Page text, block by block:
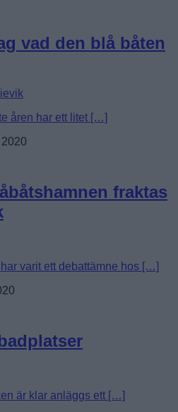
vad den blå båten
åren har ett litet […]
fraktas
varit ett debattämne hos […]
är klar anläggs ett […]